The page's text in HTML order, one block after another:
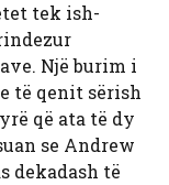
tek ish-
Një burim i
të qenit sërish
që ata të dy
se Andrew
dekadash të